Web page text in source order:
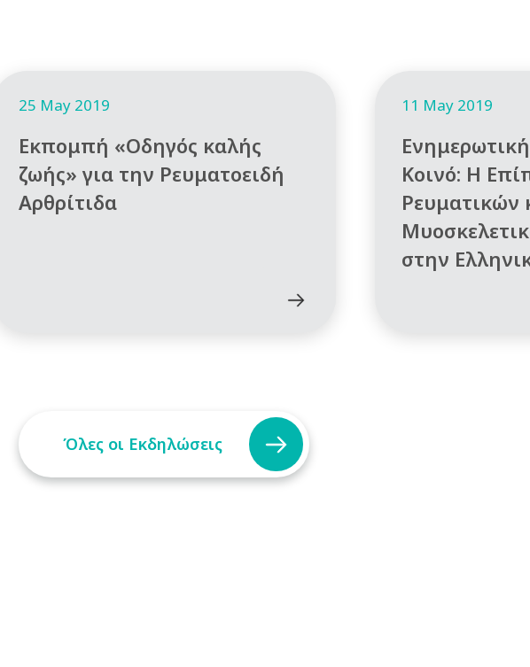
25 May 2019
Εκπομπή «Οδηγός καλής
ζωής» για την Ρευματοειδή
Αρθρίτιδα
11 May 2019
Κοινό: Η
Ρευματικών
στην
Όλες οι Εκδηλώσεις